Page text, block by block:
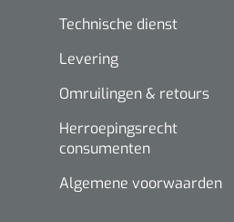
Technische dienst
Levering
Omruilingen & retours
Herroepingsrecht
consumenten
Algemene voorwaarden